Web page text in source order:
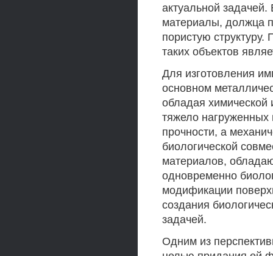
актуальной
материалы, должца
пористую структуру.
таких объектов
Для изготовления
основном
обладая химической
тяжело нагруженных
прочности, а
биологической
материалов,
одновременно
модификации
создания
задачей.
Одним из